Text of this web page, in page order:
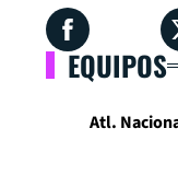
EQUIPOS
Atl.